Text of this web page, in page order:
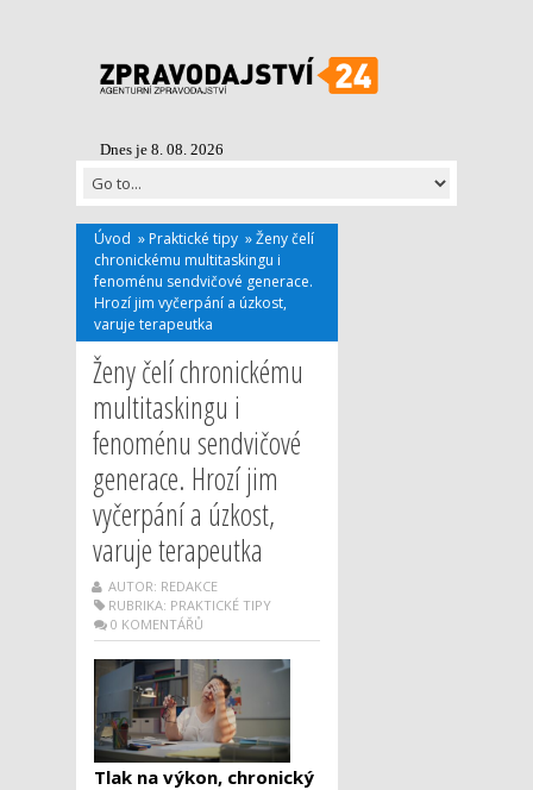
Dnes je 8. 08. 2026
Úvod » Praktické tipy »Ženy čelí
chronickému multitaskingu i
fenoménu sendvičové generace.
Hrozí jim vyčerpání a úzkost,
varuje terapeutka
Ženy čelí chronickému
multitaskingu i
fenoménu sendvičové
generace. Hrozí jim
vyčerpání a úzkost,
varuje terapeutka
AUTOR: REDAKCE
RUBRIKA: PRAKTICKÉ TIPY
0 KOMENTÁŘŮ
Tlak na výkon, chronický